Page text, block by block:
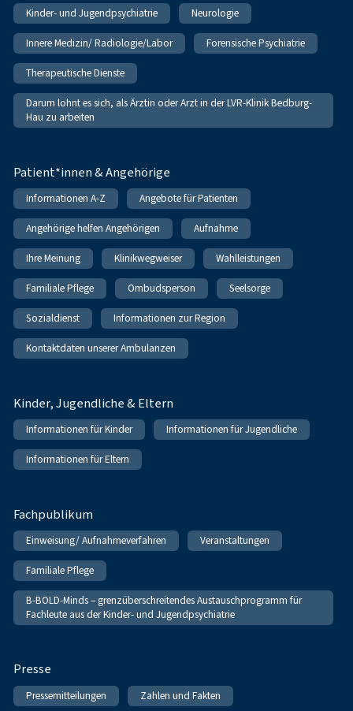
Kinder- und Jugendpsychiatrie Neurologie
Innere Medizin/ Radiologie/Labor Forensische Psychiatrie
Therapeutische Dienste
Darum lohnt es sich, als Ärztin oder Arzt in der LVR-Klinik Bedburg-
Hau zu arbeiten
Patient*innen & Angehörige
Informationen A-Z Angebote für Patienten
Angehörige helfen Angehörigen Aufnahme
Ihre Meinung Klinikwegweiser Wahlleistungen
Familiale Pflege Ombudsperson Seelsorge
Sozialdienst Informationen zur Region
Kontaktdaten unserer Ambulanzen
Kinder, Jugendliche & Eltern
Informationen für Kinder Informationen für Jugendliche
Informationen für Eltern
Fachpublikum
Einweisung/ Aufnahmeverfahren Veranstaltungen
Familiale Pflege
B-BOLD-Minds – grenzüberschreitendes Austauschprogramm für
Fachleute aus der Kinder- und Jugendpsychiatrie
Presse
Pressemitteilungen Zahlen und Fakten